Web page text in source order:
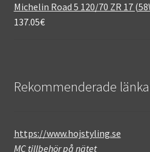
Michelin Road 5 120/70 ZR 17
137.05€
Rekommenderade
https://www.hojstyling.se
MC tillbehör på nätet